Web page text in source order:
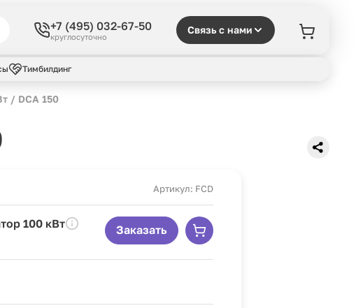
+7 (495) 032-67-50
круглосуточно
Связь с нами
Тимбилдинг
/ DCA 150
Артикул: FCD
100 кВт Заказать